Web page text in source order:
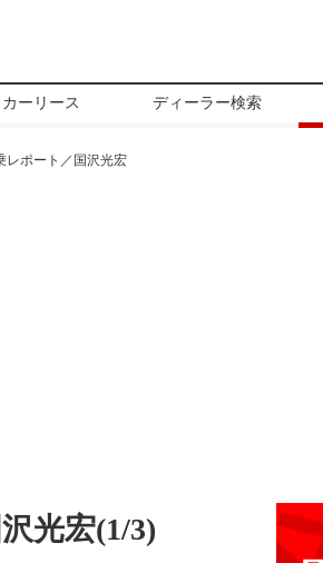
カーリース ディーラー検索
レポート／国沢光宏
光宏(1/3)